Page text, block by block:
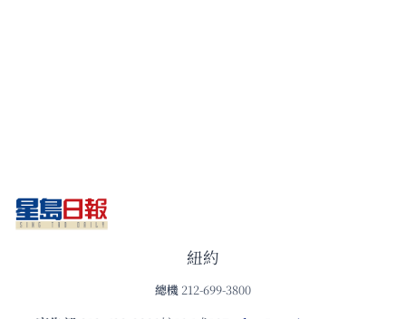
紐約
總機 212-699-3800